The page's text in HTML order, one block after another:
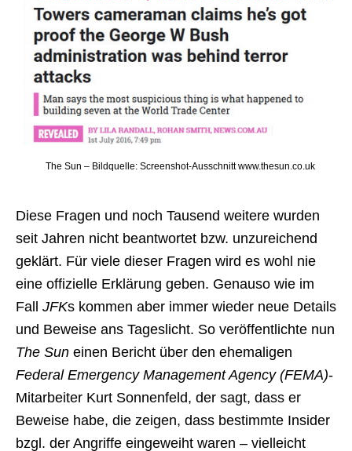
The Sun – Bildquelle: Screenshot-Ausschnitt www.thesun.co.uk
Diese Fragen und noch Tausend weitere wurden
seit Jahren nicht beantwortet bzw. unzureichend
geklärt. Für viele dieser Fragen wird es wohl nie
eine offizielle Erklärung geben. Genauso wie im
Fall JFKs kommen aber immer wieder neue Details
und Beweise ans Tageslicht. So veröffentlichte nun
The Sun einen Bericht über den ehemaligen
Federal Emergency Management Agency (FEMA)-
Mitarbeiter Kurt Sonnenfeld, der sagt, dass er
Beweise habe, die zeigen, dass bestimmte Insider
bzgl. der Angriffe eingeweiht waren – vielleicht